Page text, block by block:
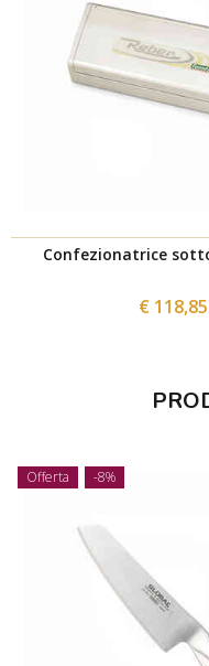
Confezionatrice
€ 118,85
Offerta -8%